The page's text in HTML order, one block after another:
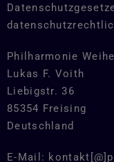
Philharmonie
Lukas F. Voith
Liebigstr. 36
85354 Freising
Deutschland
E-Mail: